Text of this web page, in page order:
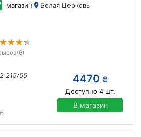
магазин Белая Церковь
(6)
215/55
4470 ₴
Доступно 4шт.
В магазин